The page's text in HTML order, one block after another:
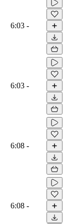
6:03 -
6:03 -
6:08 -
6:08 -